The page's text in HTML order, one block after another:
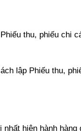
thu, phiếu chi
lập Phiếu thu,
hiện hành hàng